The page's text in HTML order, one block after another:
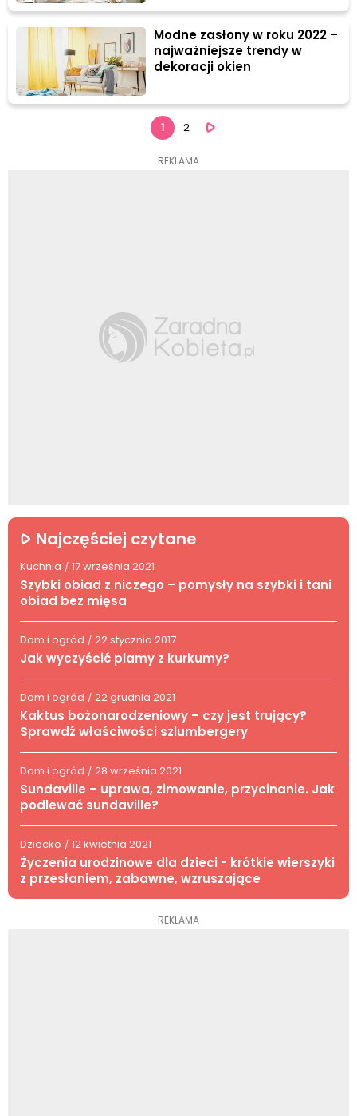
Modne zasłony w roku 2022 –
najważniejsze trendy w
dekoracji okien
1 2
REKLAMA
Najczęściej czytane
Kuchnia / 17 września 2021
Szybki obiad z niczego – pomysły na szybki i tani
obiad bez mięsa
Dom i ogród / 22 stycznia 2017
Jak wyczyścić plamy z kurkumy?
Dom i ogród / 22 grudnia 2021
Kaktus bożonarodzeniowy – czy jest trujący?
Sprawdź właściwości szlumbergery
Dom i ogród / 28 września 2021
Sundaville – uprawa, zimowanie, przycinanie. Jak
podlewać sundaville?
Dziecko / 12 kwietnia 2021
Życzenia urodzinowe dla dzieci - krótkie wierszyki
z przesłaniem, zabawne, wzruszające
REKLAMA